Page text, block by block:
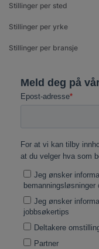
Stillinger per sted
Stillinger per yrke
Stillinger per bransje